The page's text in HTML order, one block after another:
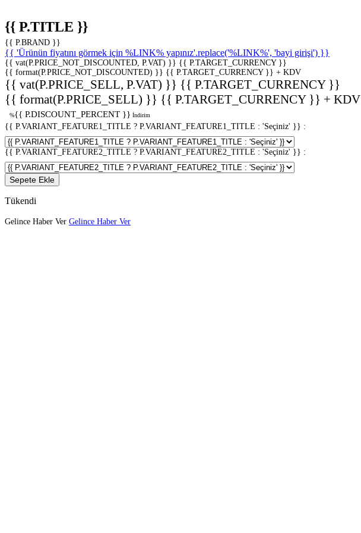
{{ P.TITLE }}
{{ P.BRAND }}
{{ 'Ürünün fiyatını görmek için %LINK% yapınız'.replace('%LINK%', 'bayi girişi') }}
{{ vat(P.PRICE_NOT_DISCOUNTED, P.VAT) }} {{ P.TARGET_CURRENCY }}
{{ format(P.PRICE_NOT_DISCOUNTED) }} {{ P.TARGET_CURRENCY }} + KDV
{{ vat(P.PRICE_SELL, P.VAT) }} {{ P.TARGET_CURRENCY }}
{{ format(P.PRICE_SELL) }} {{ P.TARGET_CURRENCY }} + KDV
%{{ P.DISCOUNT_PERCENT }} İndirim
{{ P.VARIANT_FEATURE1_TITLE ? P.VARIANT_FEATURE1_TITLE : 'Seçiniz' }} :
{{ P.VARIANT_FEATURE2_TITLE ? P.VARIANT_FEATURE2_TITLE : 'Seçiniz' }} :
Sepete Ekle
Tükendi
Gelince Haber Ver Gelince Haber Ver